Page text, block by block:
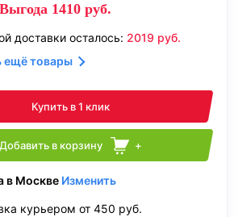
Выгода 1410 руб.
доставки осталось: 2019 руб.
ещё товары
Купить в 1 клик
Добавить в корзину +
в Москве Изменить
курьером от 450 руб.